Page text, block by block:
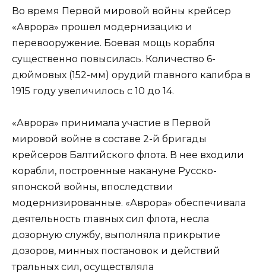
Во время Первой мировой войны крейсер
«Аврора» прошел модернизацию и
перевооружение. Боевая мощь корабля
существенно повысилась. Количество 6-
дюймовых (152-мм) орудий главного калибра в
1915 году увеличилось с 10 до 14.
«Аврора» принимала участие в Первой
мировой войне в составе 2-й бригады
крейсеров Балтийского флота. В нее входили
корабли, построенные накануне Русско-
японской войны, впоследствии
модернизированные. «Аврора» обеспечивала
деятельность главных сил флота, несла
дозорную службу, выполняла прикрытие
дозоров, минных постановок и действий
тральных сил, осуществляла